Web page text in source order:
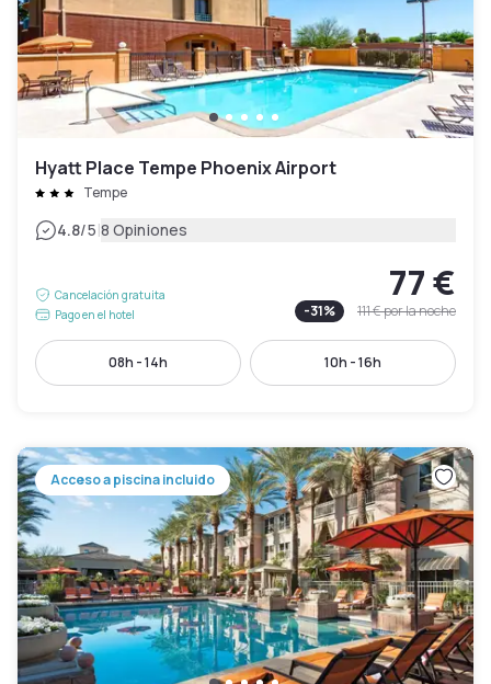
Hyatt Place Tempe Phoenix Airport
Tempe
4.8/5|8 Opiniones
Cancelación gratuita
Pago en el hotel
77 €
-31% 111 €por la noche
08h - 14h 10h - 16h
Acceso a piscina incluido